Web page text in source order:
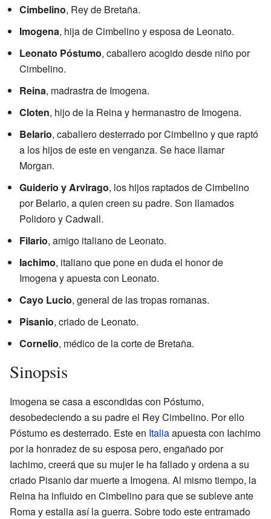
Cimbelino, Rey de Bretaña.
Imogena, hija de Cimbelino y esposa de Leonato.
Leonato Póstumo, caballero acogido desde niño por
Cimbelino.
Reina, madrastra de Imogena.
Cloten, hijo de la Reina y hermanastro de Imogena.
Belario, caballero desterrado por Cimbelino y que raptó
a los hijos de este en venganza. Se hace llamar
Morgan.
Guiderio y Arvirago, los hijos raptados de Cimbelino
por Belario, a quien creen su padre. Son llamados
Polidoro y Cadwall.
Filario, amigo italiano de Leonato.
Iachimo, italiano que pone en duda el honor de
Imogena y apuesta con Leonato.
Cayo Lucio, general de las tropas romanas.
Pisanio, criado de Leonato.
Cornelio, médico de la corte de Bretaña.
Sinopsis
Imogena se casa a escondidas con Póstumo,
desobedeciendo a su padre el Rey Cimbelino. Por ello
Póstumo es desterrado. Este en Italiaapuesta con Iachimo
por la honradez de su esposa pero, engañado por
Iachimo, creerá que su mujer le ha fallado y ordena a su
criado Pisanio dar muerte a Imogena. Al mismo tiempo, la
Reina ha influido en Cimbelino para que se subleve ante
Roma y estalla así la guerra. Sobre todo este entramado